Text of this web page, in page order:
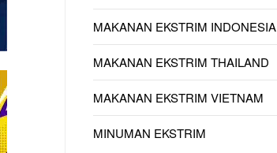
MAKANAN EKSTRIM INDONESIA
MAKANAN EKSTRIM THAILAND
MAKANAN EKSTRIM VIETNAM
MINUMAN EKSTRIM